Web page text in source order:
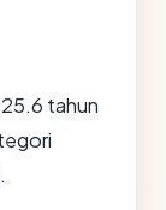
tahun